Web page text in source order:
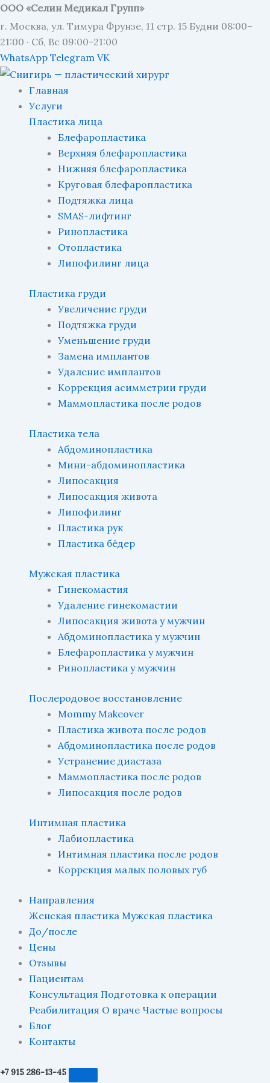
ООО «Селин Медикал Групп»
г. Москва, ул. Тимура Фрунзе, 11 стр. 15 Будни 08:00–
21:00 · Сб, Вс 09:00–21:00
WhatsApp Telegram VK
Главная
Услуги
Пластика лица
Блефаропластика
Верхняя блефаропластика
Нижняя блефаропластика
Круговая блефаропластика
Подтяжка лица
SMAS-лифтинг
Ринопластика
Отопластика
Липофилинг лица
Пластика груди
Увеличение груди
Подтяжка груди
Уменьшение груди
Замена имплантов
Удаление имплантов
Коррекция асимметрии груди
Маммопластика после родов
Пластика тела
Абдоминопластика
Мини-абдоминопластика
Липосакция
Липосакция живота
Липофилинг
Пластика рук
Пластика бёдер
Мужская пластика
Гинекомастия
Удаление гинекомастии
Липосакция живота у мужчин
Абдоминопластика у мужчин
Блефаропластика у мужчин
Ринопластика у мужчин
Послеродовое восстановление
Mommy Makeover
Пластика живота после родов
Абдоминопластика после родов
Устранение диастаза
Маммопластика после родов
Липосакция после родов
Интимная пластика
Лабиопластика
Интимная пластика после родов
Коррекция малых половых губ
Направления
Женская пластика Мужская пластика
До/после
Цены
Отзывы
Пациентам
Консультация Подготовка к операции
Реабилитация О враче Частые вопросы
Блог
Контакты
+7 915 286-13-45